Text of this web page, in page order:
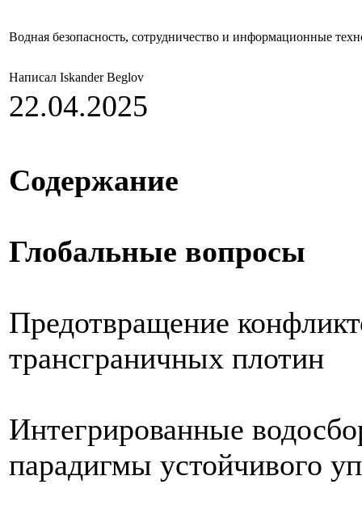
Водная безопасность, сотрудничество и информационные
Написал Iskander Beglov
22.04.2025
Содержание
Глобальные вопросы
Предотвращение
трансграничных плотин
Интегрированные
парадигмы устойчивого